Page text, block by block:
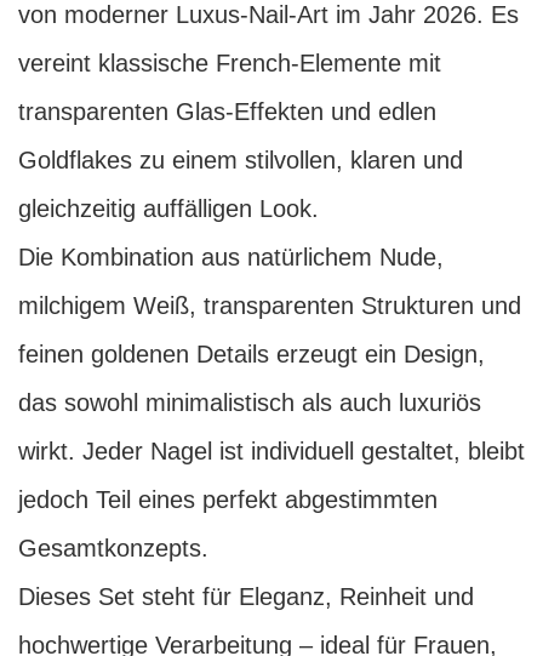
von moderner Luxus-Nail-Art im Jahr 2026. Es
vereint klassische French-Elemente mit
transparenten Glas-Effekten und edlen
Goldflakes zu einem stilvollen, klaren und
gleichzeitig auffälligen Look.
Die Kombination aus natürlichem Nude,
milchigem Weiß, transparenten Strukturen und
feinen goldenen Details erzeugt ein Design,
das sowohl minimalistisch als auch luxuriös
wirkt. Jeder Nagel ist individuell gestaltet, bleibt
jedoch Teil eines perfekt abgestimmten
Gesamtkonzepts.
Dieses Set steht für Eleganz, Reinheit und
hochwertige Verarbeitung – ideal für Frauen,